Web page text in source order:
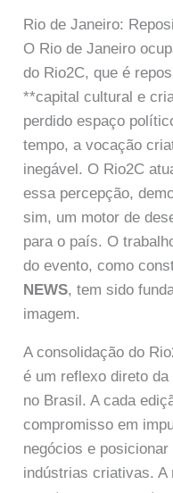
Rio de Janeiro:
O Rio de Janeiro
do Rio2C, que é
**capital cultural e
perdido espaço
tempo, a vocação
inegável. O Rio2C
essa percepção,
sim, um motor de
para o país. O
do evento, como
NEWS, tem sido
imagem.
A consolidação do
é um reflexo direto
no Brasil. A cada
compromisso em
negócios e
indústrias criativas. A